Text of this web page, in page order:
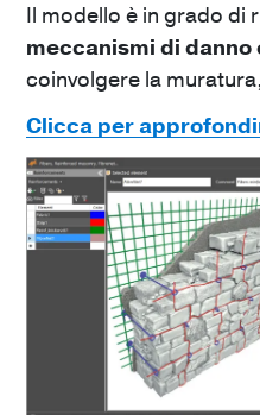
Il modello è in grado di
meccanismi di danno
coinvolgere la
Clicca per